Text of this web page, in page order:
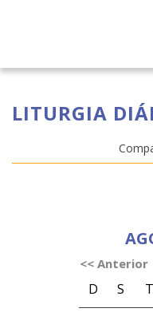
LITURGIA